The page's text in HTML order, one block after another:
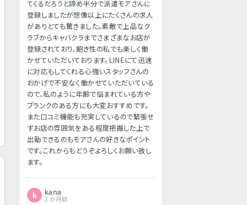
てくるだろうと諦め半分で派遣モアさんに
登録しましたが想像以上にたくさんの求人
がありとても驚きました。素敵で上品なク
ラブからキャバクラまでさまざまなお店が
登録されており、飽き性の私でも楽しく働
かせていただいております。LINEにて迅速
に対応もしてくれる心強いスタッフさんの
おかげで不安なく働かせていただいている
ので、私のように年齢で悩まれている方や
ブランクのある方にも大変おすすめです。
また口コミ機能も充実しているので緊張せ
ずお店の雰囲気をある程度把握した上で
出勤できるのもモアさんの好きなポイント
です。これからもどうぞよろしくお願い致し
ます。
k kana
3 か月前